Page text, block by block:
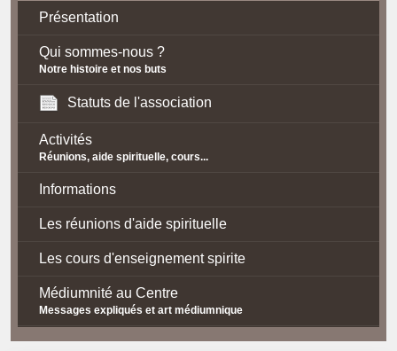
Présentation
Qui sommes-nous ?
Notre histoire et nos buts
Statuts de l'association
Activités
Réunions, aide spirituelle, cours...
Informations
Les réunions d'aide spirituelle
Les cours d'enseignement spirite
Médiumnité au Centre
Messages expliqués et art médiumnique
Contact / Accès